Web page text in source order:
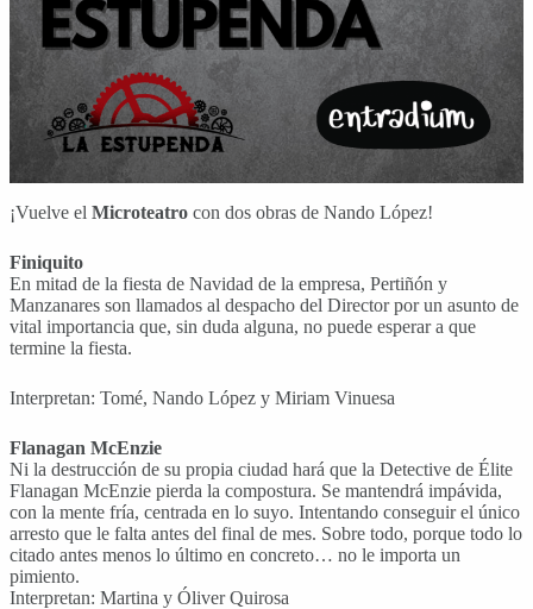
¡Vuelve el Microteatro con dos obras de Nando López!
Finiquito
En mitad de la fiesta de Navidad de la empresa, Pertiñón y
Manzanares son llamados al despacho del Director por un asunto de
vital importancia que, sin duda alguna, no puede esperar a que
termine la fiesta.
Interpretan: Tomé, Nando López y Miriam Vinuesa
Flanagan McEnzie
Ni la destrucción de su propia ciudad hará que la Detective de Élite
Flanagan McEnzie pierda la compostura. Se mantendrá impávida,
con la mente fría, centrada en lo suyo. Intentando conseguir el único
arresto que le falta antes del final de mes. Sobre todo, porque todo lo
citado antes menos lo último en concreto… no le importa un
pimiento.
Interpretan: Martina y Óliver Quirosa